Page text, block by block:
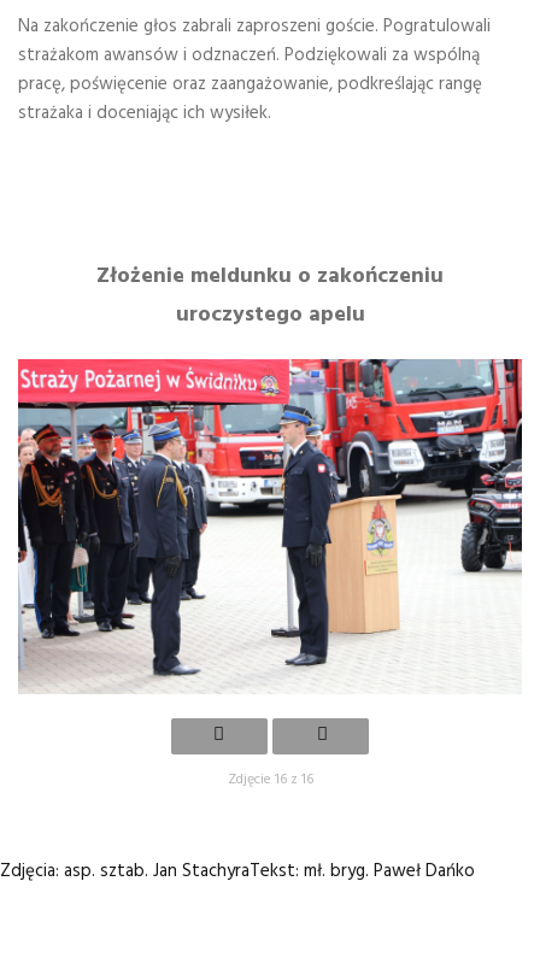
Na zakończenie głos zabrali zaproszeni goście. Pogratulowali
strażakom awansów i odznaczeń. Podziękowali za wspólną
pracę, poświęcenie oraz zaangażowanie, podkreślając rangę
strażaka i doceniając ich wysiłek.
Złożenie meldunku o zakończeniu
uroczystego apelu
Zdjęcie 16 z 16
Zdjęcia: asp. sztab. Jan StachyraTekst: mł. bryg. Paweł Dańko